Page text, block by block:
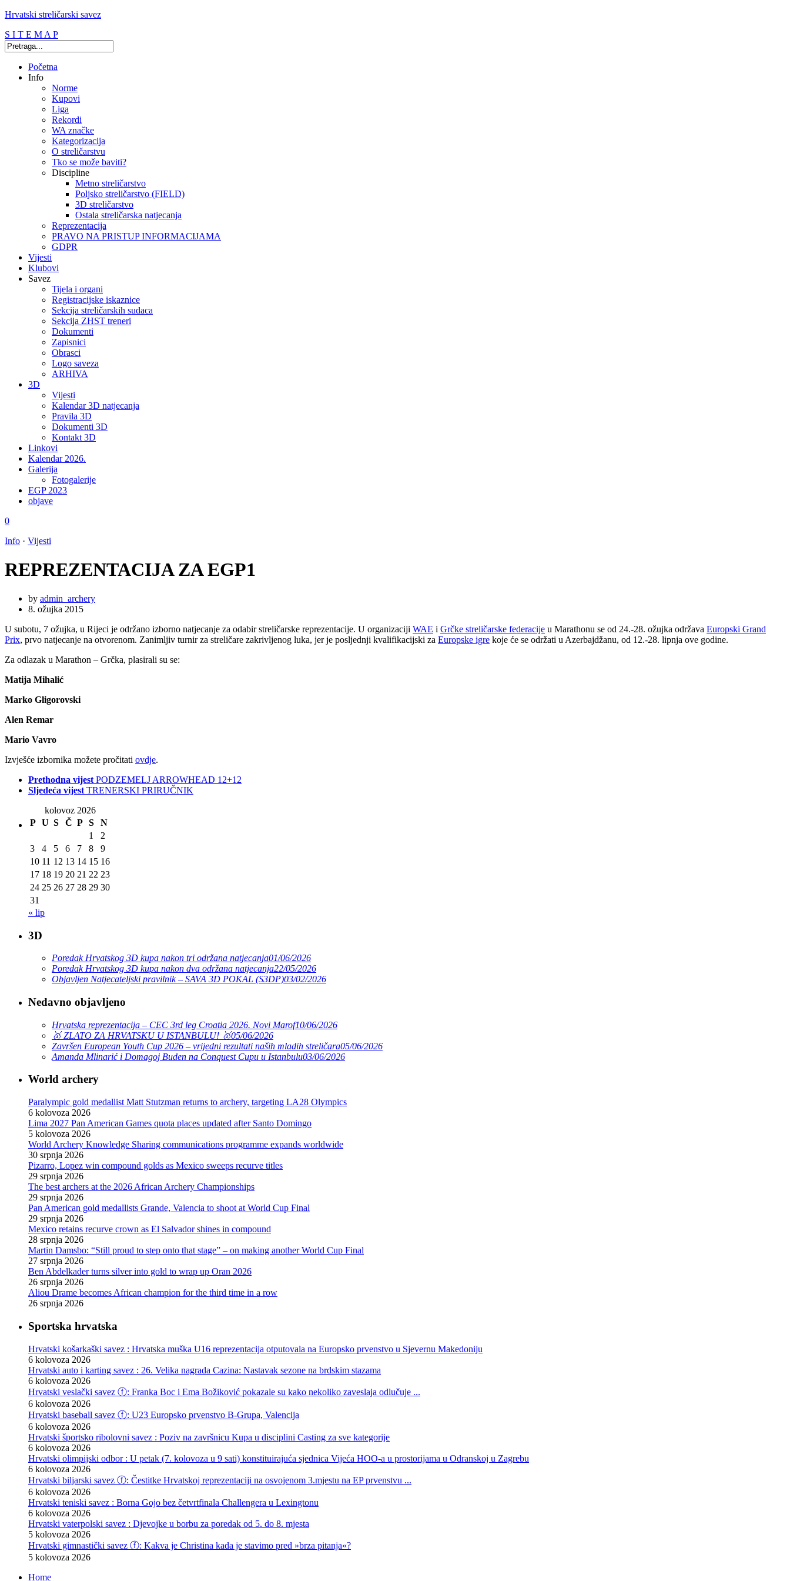
Hrvatski streličarski savez
S I T E M A P
Početna
Info
Norme
Kupovi
Liga
Rekordi
WA značke
Kategorizacija
O streličarstvu
Tko se može baviti?
Discipline
Metno streličarstvo
Poljsko streličarstvo (FIELD)
3D streličarstvo
Ostala streličarska natjecanja
Reprezentacija
PRAVO NA PRISTUP INFORMACIJAMA
GDPR
Vijesti
Klubovi
Savez
Tijela i organi
Registracijske iskaznice
Sekcija streličarskih sudaca
Sekcija ZHST treneri
Dokumenti
Zapisnici
Obrasci
Logo saveza
ARHIVA
3D
Vijesti
Kalendar 3D natjecanja
Pravila 3D
Dokumenti 3D
Kontakt 3D
Linkovi
Kalendar 2026.
Galerija
Fotogalerije
EGP 2023
objave
0
Info · Vijesti
REPREZENTACIJA ZA EGP1
by admin_archery
8. ožujka 2015
U subotu, 7 ožujka, u Rijeci je održano izborno natjecanje za odabir streličarske reprezentacije. U organizaciji WAE i Grčke streličarske federacije u Marathonu se od 24.-28. ožujka održava Europski Grand
Prix, prvo natjecanje na otvorenom. Zanimljiv turnir za streličare zakrivljenog luka, jer je posljednji kvalifikacijski za Europske igre koje će se održati u Azerbajdžanu, od 12.-28. lipnja ove godine.
Za odlazak u Marathon – Grčka, plasirali su se:
Matija Mihalić
Marko Gligorovski
Alen Remar
Mario Vavro
Izvješće izbornika možete pročitati ovdje.
Prethodna vijest PODZEMELJ ARROWHEAD 12+12
Sljedeća vijest TRENERSKI PRIRUČNIK
kolovoz 2026
P U S Č P S
N
1
2
3
4 5 6 7 8
9
10 11 12 13 14 15 16
17 18 19 20 21 22 23
24 25 26 27 28 29 30
31
« lip
3D
Poredak Hrvatskog 3D kupa nakon tri održana natjecanja01/06/2026
Poredak Hrvatskog 3D kupa nakon dva održana natjecanja22/05/2026
Objavljen Natjecateljski pravilnik – SAVA 3D POKAL (S3DP)03/02/2026
Nedavno objavljeno
Hrvatska reprezentacija – CEC 3rd leg Croatia 2026. Novi Marof10/06/2026
🥇 ZLATO ZA HRVATSKU U ISTANBULU! 🥇05/06/2026
Završen European Youth Cup 2026 – vrijedni rezultati naših mladih streličara05/06/2026
Amanda Mlinarić i Domagoj Buden na Conquest Cupu u Istanbulu03/06/2026
World archery
Paralympic gold medallist Matt Stutzman returns to archery, targeting LA28 Olympics
6 kolovoza 2026
Lima 2027 Pan American Games quota places updated after Santo Domingo
5 kolovoza 2026
World Archery Knowledge Sharing communications programme expands worldwide
30 srpnja 2026
Pizarro, Lopez win compound golds as Mexico sweeps recurve titles
29 srpnja 2026
The best archers at the 2026 African Archery Championships
29 srpnja 2026
Pan American gold medallists Grande, Valencia to shoot at World Cup Final
29 srpnja 2026
Mexico retains recurve crown as El Salvador shines in compound
28 srpnja 2026
Martin Damsbo: “Still proud to step onto that stage” – on making another World Cup Final
27 srpnja 2026
Ben Abdelkader turns silver into gold to wrap up Oran 2026
26 srpnja 2026
Aliou Drame becomes African champion for the third time in a row
26 srpnja 2026
Sportska hrvatska
Hrvatski košarkaški savez : Hrvatska muška U16 reprezentacija otputovala na Europsko prvenstvo u Sjevernu Makedoniju
6 kolovoza 2026
Hrvatski auto i karting savez : 26. Velika nagrada Cazina: Nastavak sezone na brdskim stazama
6 kolovoza 2026
Hrvatski veslački savez ⓕ: Franka Boc i Ema Božiković pokazale su kako nekoliko zaveslaja odlučuje ...
6 kolovoza 2026
Hrvatski baseball savez ⓕ: U23 Europsko prvenstvo B-Grupa, Valencija
6 kolovoza 2026
Hrvatski športsko ribolovni savez : Poziv na završnicu Kupa u disciplini Casting za sve kategorije
6 kolovoza 2026
Hrvatski olimpijski odbor : U petak (7. kolovoza u 9 sati) konstituirajuća sjednica Vijeća HOO-a u prostorijama u Odranskoj u Zagrebu
6 kolovoza 2026
Hrvatski biljarski savez ⓕ: Čestitke Hrvatskoj reprezentaciji na osvojenom 3.mjestu na EP prvenstvu ...
6 kolovoza 2026
Hrvatski teniski savez : Borna Gojo bez četvrtfinala Challengera u Lexingtonu
6 kolovoza 2026
Hrvatski vaterpolski savez : Djevojke u borbu za poredak od 5. do 8. mjesta
5 kolovoza 2026
Hrvatski gimnastički savez ⓕ: Kakva je Christina kada je stavimo pred »brza pitanja«?
5 kolovoza 2026
Home